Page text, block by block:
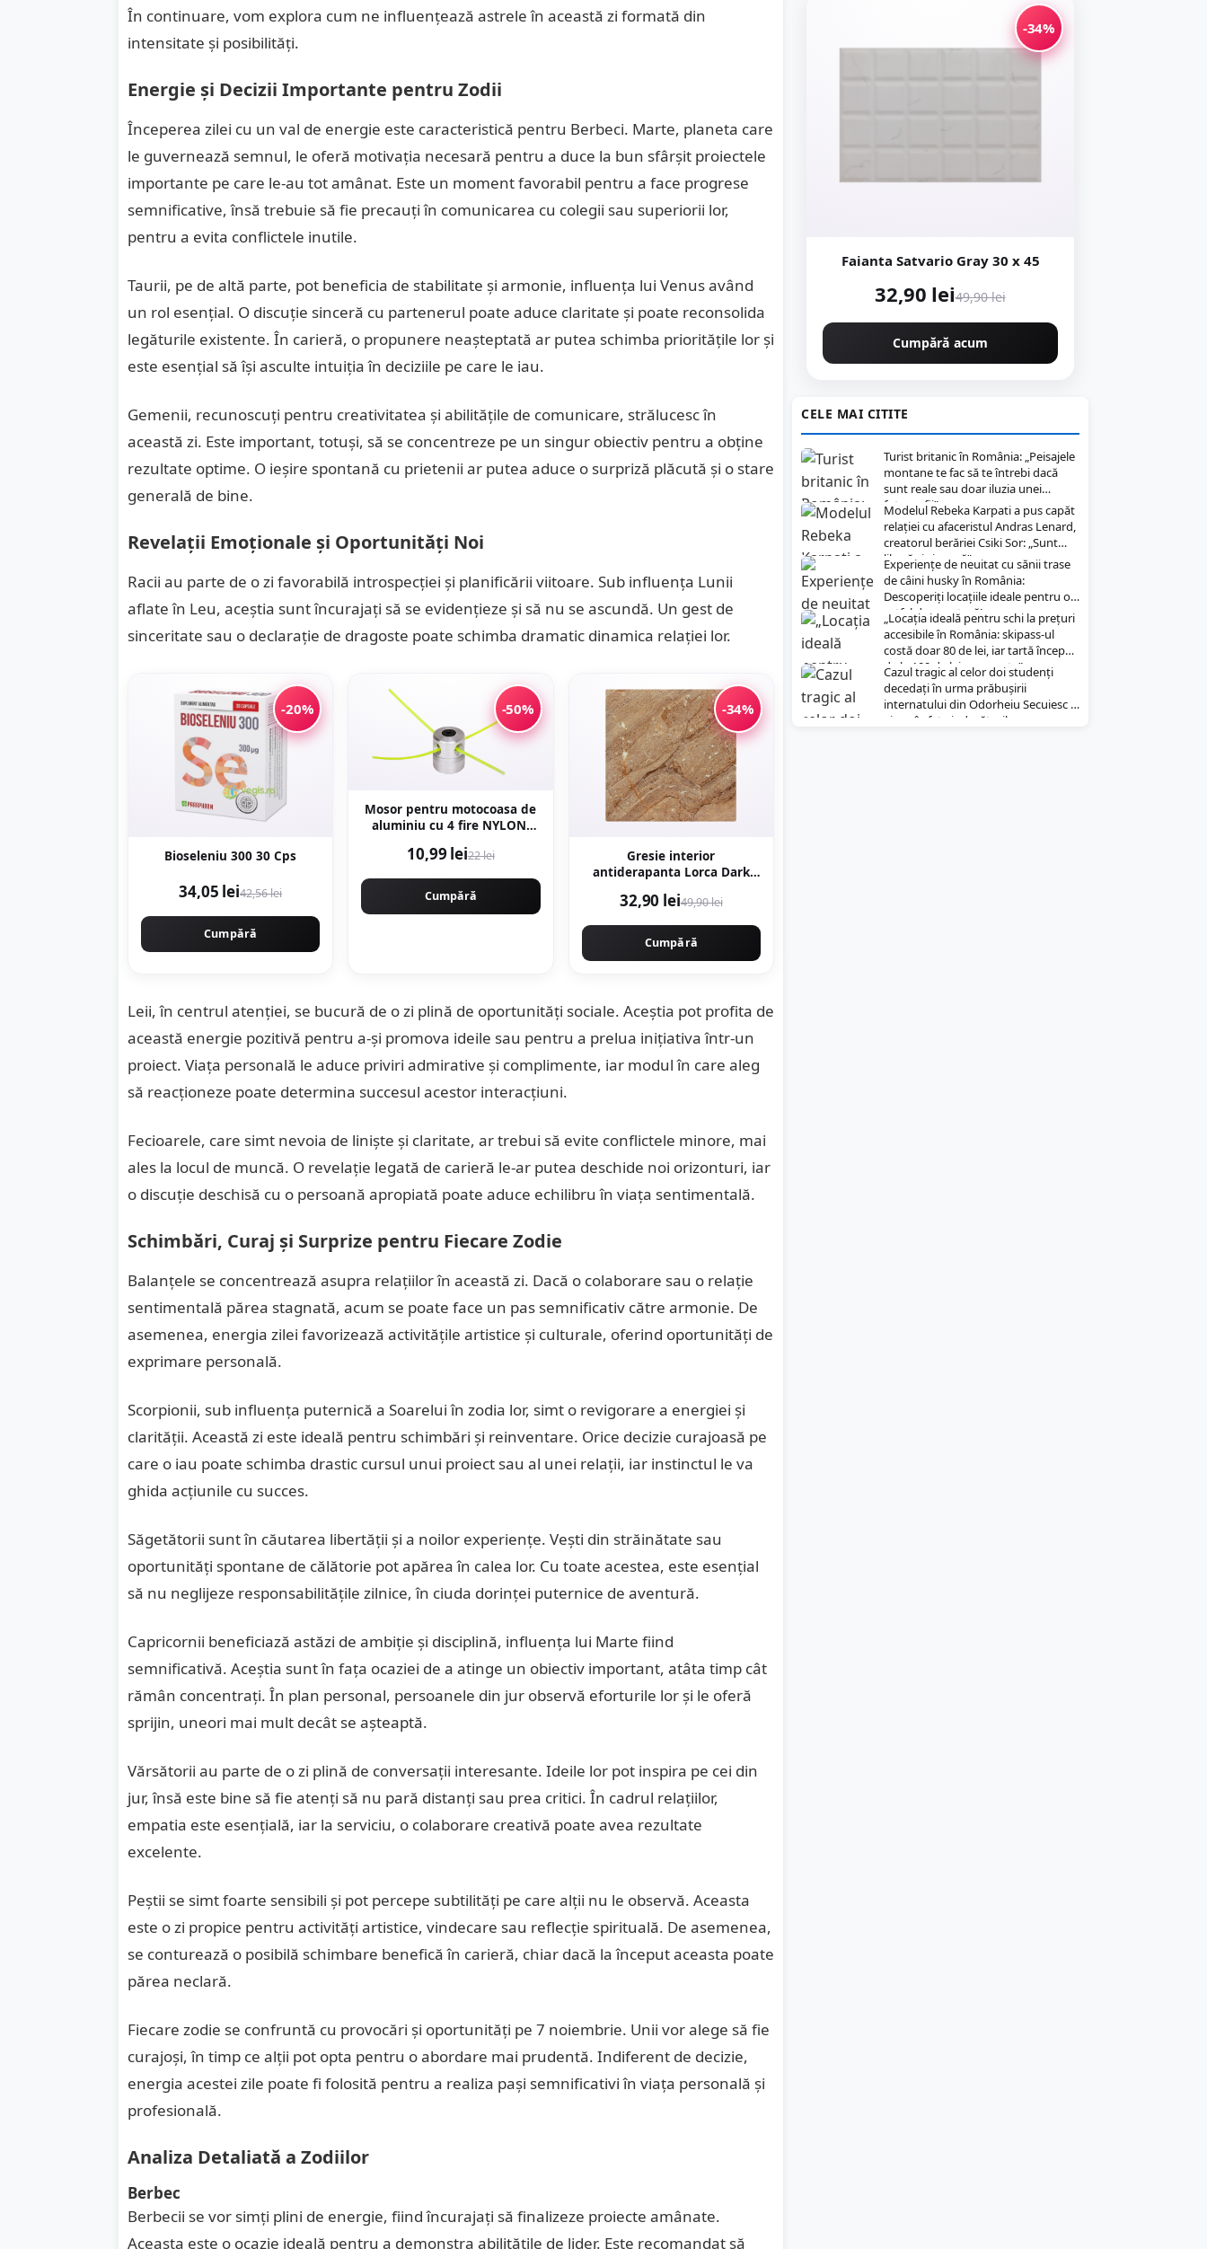
În continuare, vom explora cum ne influențează astrele în această zi formată din
intensitate și posibilități.
Energie și Decizii Importante pentru Zodii
Începerea zilei cu un val de energie este caracteristică pentru Berbeci. Marte, planeta care
le guvernează semnul, le oferă motivația necesară pentru a duce la bun sfârșit proiectele
importante pe care le-au tot amânat. Este un moment favorabil pentru a face progrese
semnificative, însă trebuie să fie precauți în comunicarea cu colegii sau superiorii lor,
pentru a evita conflictele inutile.
Taurii, pe de altă parte, pot beneficia de stabilitate și armonie, influența lui Venus având
un rol esențial. O discuție sinceră cu partenerul poate aduce claritate și poate reconsolida
legăturile existente. În carieră, o propunere neașteptată ar putea schimba prioritățile lor și
este esențial să își asculte intuiția în deciziile pe care le iau.
Gemenii, recunoscuți pentru creativitatea și abilitățile de comunicare, strălucesc în
această zi. Este important, totuși, să se concentreze pe un singur obiectiv pentru a obține
rezultate optime. O ieșire spontană cu prietenii ar putea aduce o surpriză plăcută și o stare
generală de bine.
Revelații Emoționale și Oportunități Noi
Racii au parte de o zi favorabilă introspecției și planificării viitoare. Sub influența Lunii
aflate în Leu, aceștia sunt încurajați să se evidențieze și să nu se ascundă. Un gest de
sinceritate sau o declarație de dragoste poate schimba dramatic dinamica relației lor.
-20%
Bioseleniu 300 30 Cps
34,05 lei42,56 lei
Cumpără
-50%
Mosor pentru motocoasa de
aluminiu cu 4 fire NYLON,
10,99 lei22 lei
Cumpără
-34%
Gresie interior
antiderapanta Lorca Dark
marmura
32,90 lei49,90 lei
Cumpără
Leii, în centrul atenției, se bucură de o zi plină de oportunități sociale. Aceștia pot profita de
această energie pozitivă pentru a-și promova ideile sau pentru a prelua inițiativa într-un
proiect. Viața personală le aduce priviri admirative și complimente, iar modul în care aleg
să reacționeze poate determina succesul acestor interacțiuni.
Fecioarele, care simt nevoia de liniște și claritate, ar trebui să evite conflictele minore, mai
ales la locul de muncă. O revelație legată de carieră le-ar putea deschide noi orizonturi, iar
o discuție deschisă cu o persoană apropiată poate aduce echilibru în viața sentimentală.
Schimbări, Curaj și Surprize pentru Fiecare Zodie
Balanțele se concentrează asupra relațiilor în această zi. Dacă o colaborare sau o relație
sentimentală părea stagnată, acum se poate face un pas semnificativ către armonie. De
asemenea, energia zilei favorizează activitățile artistice și culturale, oferind oportunități de
exprimare personală.
Scorpionii, sub influența puternică a Soarelui în zodia lor, simt o revigorare a energiei și
clarității. Această zi este ideală pentru schimbări și reinventare. Orice decizie curajoasă pe
care o iau poate schimba drastic cursul unui proiect sau al unei relații, iar instinctul le va
ghida acțiunile cu succes.
Săgetătorii sunt în căutarea libertății și a noilor experiențe. Vești din străinătate sau
oportunități spontane de călătorie pot apărea în calea lor. Cu toate acestea, este esențial
să nu neglijeze responsabilitățile zilnice, în ciuda dorinței puternice de aventură.
Capricornii beneficiază astăzi de ambiție și disciplină, influența lui Marte fiind
semnificativă. Aceștia sunt în fața ocaziei de a atinge un obiectiv important, atâta timp cât
rămân concentrați. În plan personal, persoanele din jur observă eforturile lor și le oferă
sprijin, uneori mai mult decât se așteaptă.
Vărsătorii au parte de o zi plină de conversații interesante. Ideile lor pot inspira pe cei din
jur, însă este bine să fie atenți să nu pară distanți sau prea critici. În cadrul relațiilor,
empatia este esențială, iar la serviciu, o colaborare creativă poate avea rezultate
excelente.
Peștii se simt foarte sensibili și pot percepe subtilități pe care alții nu le observă. Aceasta
este o zi propice pentru activități artistice, vindecare sau reflecție spirituală. De asemenea,
se conturează o posibilă schimbare benefică în carieră, chiar dacă la început aceasta poate
părea neclară.
Fiecare zodie se confruntă cu provocări și oportunități pe 7 noiembrie. Unii vor alege să fie
curajoși, în timp ce alții pot opta pentru o abordare mai prudentă. Indiferent de decizie,
energia acestei zile poate fi folosită pentru a realiza pași semnificativi în viața personală și
profesională.
Analiza Detaliată a Zodiilor
Berbec
Berbecii se vor simți plini de energie, fiind încurajați să finalizeze proiecte amânate.
Aceasta este o ocazie ideală pentru a demonstra abilitățile de lider. Este recomandat să
-34%
Faianta Satvario Gray 30 x 45
32,90 lei49,90 lei
Cumpără acum
CELE MAI CITITE
Turist britanic în România: „Peisajele
montane te fac să te întrebi dacă
sunt reale sau doar iluzia unei
fotografii”
Modelul Rebeka Karpati a pus capăt
relației cu afaceristul Andras Lenard,
creatorul berăriei Csiki Sor: „Sunt
liberă și singură”
Experiențe de neuitat cu sănii trase
de câini husky în România:
Descoperiți locațiile ideale pentru o
astfel de aventură!
„Locația ideală pentru schi la prețuri
accesibile în România: skipass-ul
costă doar 80 de lei, iar tartă începe
de la 100 de lei pe noapte”
Cazul tragic al celor doi studenți
decedați în urma prăbușirii
internatului din Odorheiu Secuiesc a
ajuns în fața judecătorilor